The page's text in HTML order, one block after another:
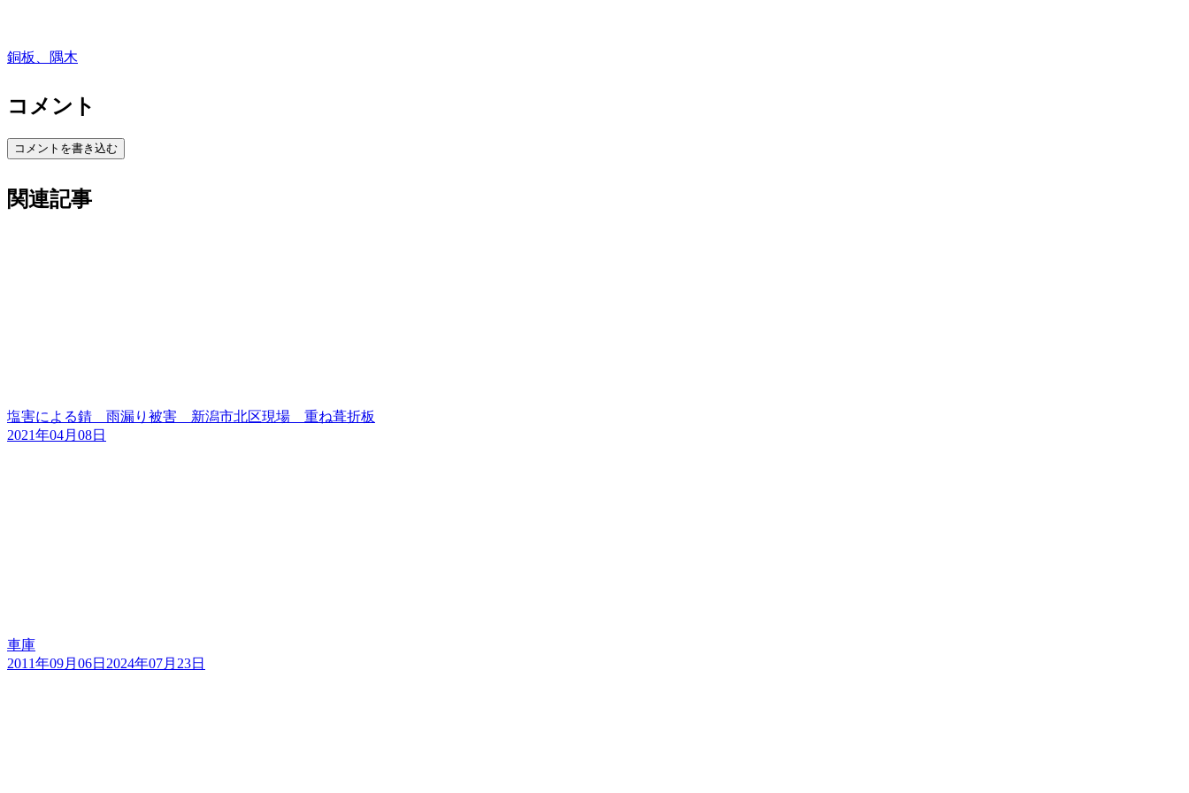
銅板、隅木
コメント
コメントを書き込む
関連記事
塩害による錆 雨漏り被害 新潟市北区現場 重ね葺折板
2021年04月08日
車庫
2011年09月06日 2024年07月23日